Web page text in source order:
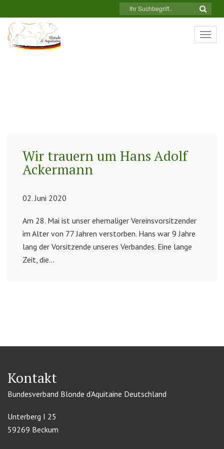
Wir trauern um Hans Adolf
Ackermann
02. Juni 2020
Am 28. Mai ist unser ehemaliger Vereinsvorsitzender
im Alter von 77 Jahren verstorben. Hans war 9 Jahre
lang der Vorsitzende unseres Verbandes. Eine lange
Zeit, die...
Kontakt
Bundesverband Blonde d’Aquitaine Deutschland
Unterberg I 25
59269 Beckum